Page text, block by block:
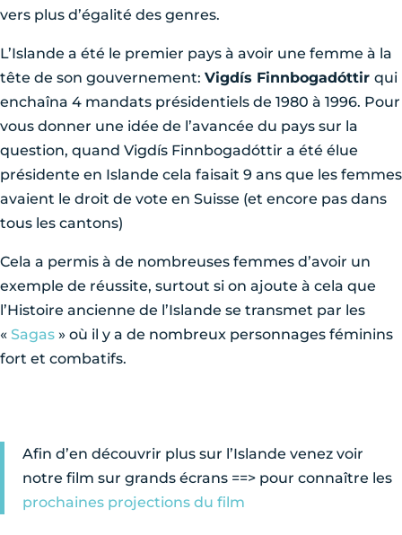
vers plus d’égalité des genres.
L’Islande a été le premier pays à avoir une femme à la
tête de son gouvernement: Vigdís Finnbogadóttir qui
enchaîna 4 mandats présidentiels de 1980 à 1996. Pour
vous donner une idée de l’avancée du pays sur la
question, quand Vigdís Finnbogadóttir a été élue
présidente en Islande cela faisait 9 ans que les femmes
avaient le droit de vote en Suisse (et encore pas dans
tous les cantons)
Cela a permis à de nombreuses femmes d’avoir un
exemple de réussite, surtout si on ajoute à cela que
l’Histoire ancienne de l’Islande se transmet par les
« Sagas » où il y a de nombreux personnages féminins
fort et combatifs.
Afin d’en découvrir plus sur l’Islande venez voir
notre film sur grands écrans ==> pour connaître les
prochaines projections du film